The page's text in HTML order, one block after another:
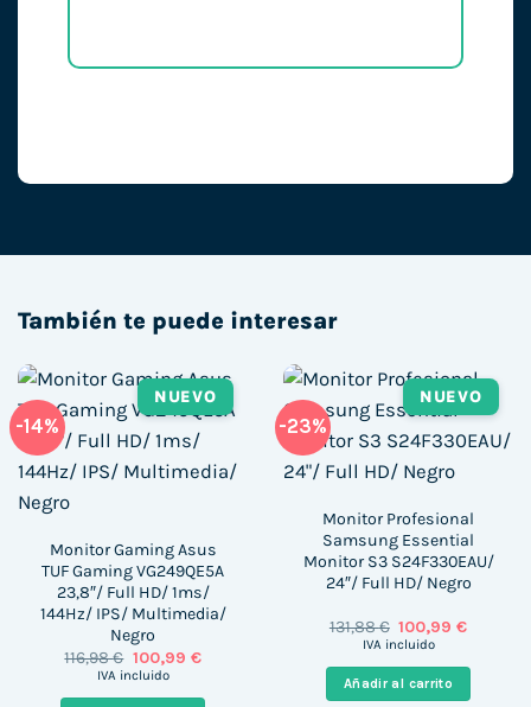
También te puede interesar
-14%
NUEVO
Monitor Gaming Asus
TUF Gaming VG249QE5A
23,8″/ Full HD/ 1ms/
144Hz/ IPS/ Multimedia/
Negro
116,98€ El
precio
100,99 €El
IVA incluido
-23%
NUEVO
Monitor Profesional
Samsung Essential
Monitor S3 S24F330EAU/
24″/ Full HD/ Negro
131,88€ El
precio
era:
131,88 €.
100,99€El
es:
100,99 €.
IVA incluido
Añadir al carrito